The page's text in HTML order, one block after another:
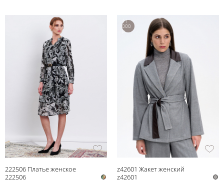
222506 Платье женское
222506
11
000
р.
z42601 Жакет женский
z42601